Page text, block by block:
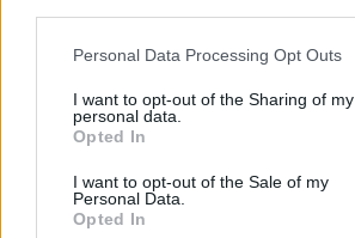
Personal Data Processing Opt Outs
I want to opt-out of the Sharing of my
personal data.
Opted In
I want to opt-out of the Sale of my
Personal Data.
Opted In